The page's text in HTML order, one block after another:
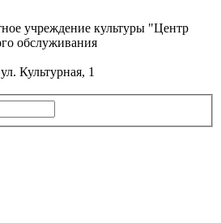
учреждение культуры "Центр
обслуживания
Культурная, 1